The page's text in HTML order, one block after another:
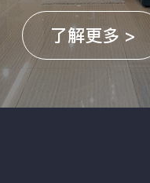
了解更多 >